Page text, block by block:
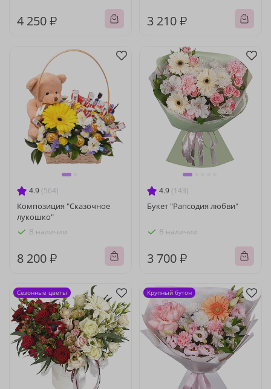
4 250 ₽ 3 210 ₽
4.9 (564)
Композиция "Сказочное
лукошко"
В наличии
8 200 ₽
4.9 (143)
Букет "Рапсодия любви"
В наличии
3 700 ₽
Сезонные цветы Крупный бутон